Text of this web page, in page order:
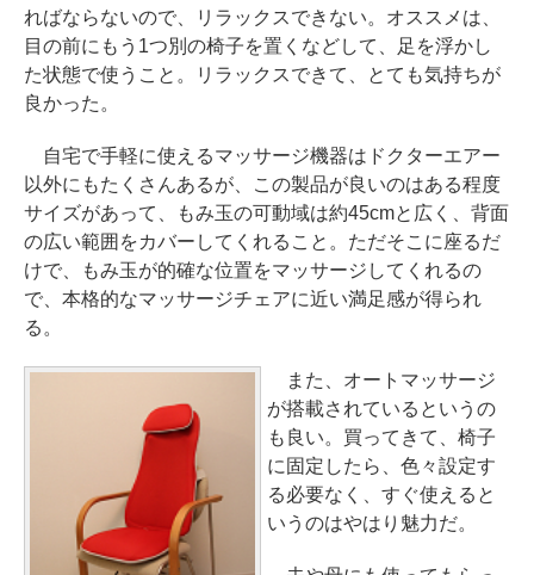
ればならないので、リラックスできない。オススメは、
目の前にもう1つ別の椅子を置くなどして、足を浮かし
た状態で使うこと。リラックスできて、とても気持ちが
良かった。
自宅で手軽に使えるマッサージ機器はドクターエアー
以外にもたくさんあるが、この製品が良いのはある程度
サイズがあって、もみ玉の可動域は約45cmと広く、背面
の広い範囲をカバーしてくれること。ただそこに座るだ
けで、もみ玉が的確な位置をマッサージしてくれるの
で、本格的なマッサージチェアに近い満足感が得られ
る。
また、オートマッサージ
が搭載されているというの
も良い。買ってきて、椅子
に固定したら、色々設定す
る必要なく、すぐ使えると
いうのはやはり魅力だ。